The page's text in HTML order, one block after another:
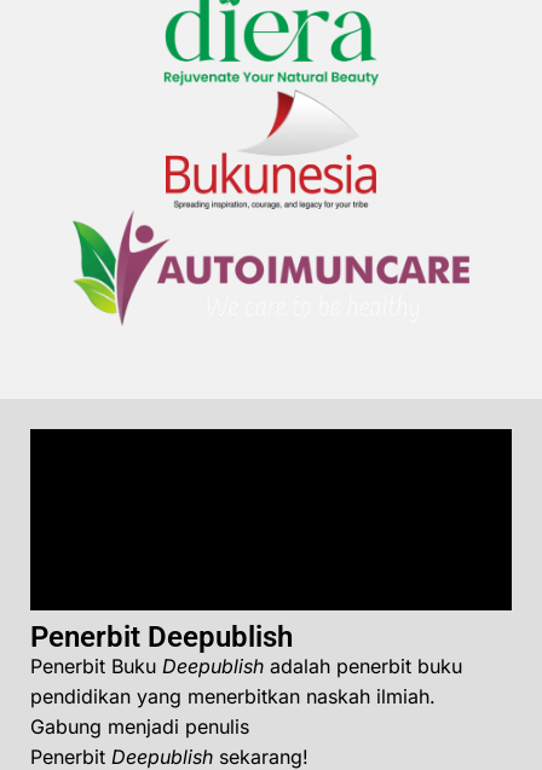
Penerbit Deepublish
Penerbit Buku Deepublish adalah penerbit buku
pendidikan yang menerbitkan naskah ilmiah.
Gabung menjadi penulis
Penerbit Deepublish sekarang!